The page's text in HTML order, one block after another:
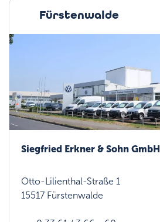
Fürstenwalde
Siegfried Erkner & Sohn GmbH
Otto-Lilienthal-Straße 1
15517 Fürstenwalde